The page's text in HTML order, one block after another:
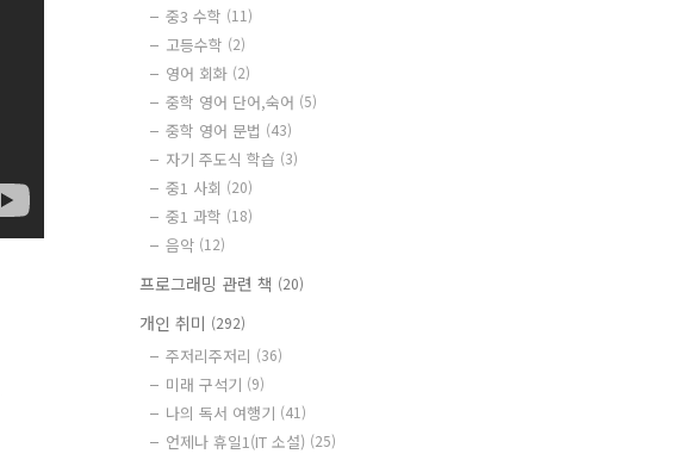
중3 수학 (11)
고등수학 (2)
영어 회화 (2)
중학 영어 단어,숙어 (5)
중학 영어 문법 (43)
자기 주도식 학습 (3)
중1 사회 (20)
중1 과학 (18)
음악 (12)
프로그래밍 관련 책 (20)
개인 취미 (292)
주저리주저리 (36)
미래 구석기 (9)
나의 독서 여행기 (41)
언제나 휴일1(IT 소설) (25)